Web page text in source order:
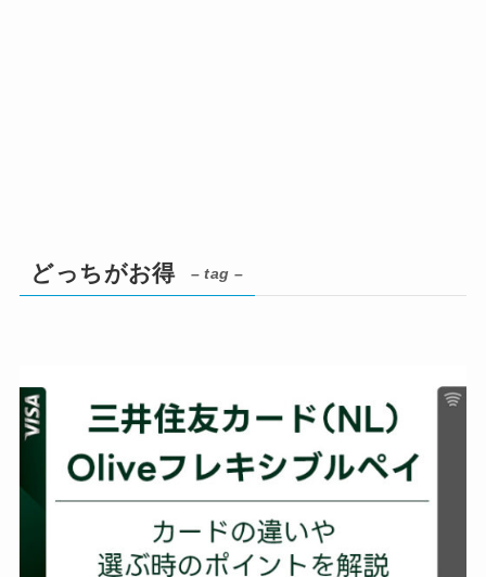
どっちがお得 – tag –